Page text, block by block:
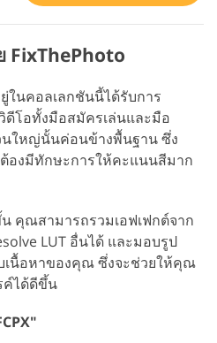
FixThePhoto
ในคอลเลกชันนี้ได้รับการ
โอทั้งมือสมัครเล่นและมือ
นใหญ่นั้นค่อนข้างพื้นฐาน ซึ่ง
องมีทักษะการให้คะแนนสีมาก
คุณสามารถรวมเอฟเฟกต์จาก
LUT อื่นได้ และมอบรูป
นื้อหาของคุณ ซึ่งจะช่วยให้คุณ
ค์ได้ดีขึ้น